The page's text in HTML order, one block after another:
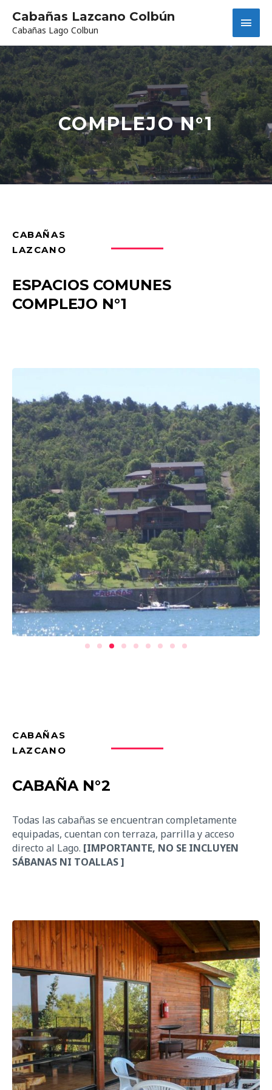
Cabañas Lazcano Colbún
Cabañas Lago Colbun
COMPLEJO N°1
CABAÑAS
LAZCANO
ESPACIOS COMUNES
COMPLEJO N°1
CABAÑAS
LAZCANO
CABAÑA N°2
Todas las cabañas se encuentran completamente
equipadas, cuentan con terraza, parrilla yacceso
directo al Lago. [IMPORTANTE, NO SE INCLUYEN
SÁBANAS NI TOALLAS ]